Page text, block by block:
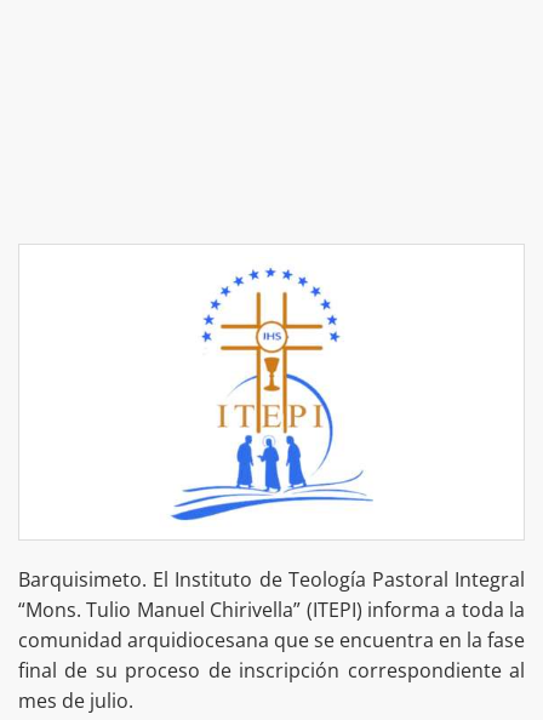
Barquisimeto. El Instituto de Teología Pastoral Integral
“Mons. Tulio Manuel Chirivella” (ITEPI) informa a toda la
comunidad arquidiocesana que se encuentra en la fase
final de su proceso de inscripción correspondiente al
mes de julio.